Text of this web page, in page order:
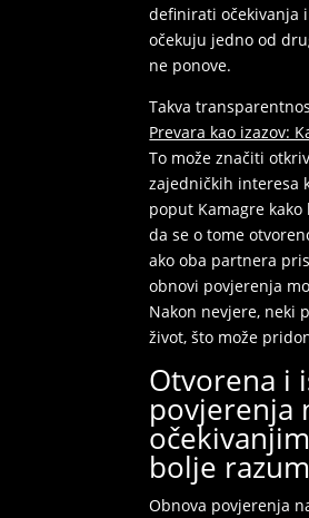
definirati očekivanja
očekuju jedno od
ne ponove.
Takva
Prevara kao izazov:
To može značiti
zajedničkih interesa
poput Kamagre
da se o tome
ako oba partnera
obnovi povjerenja
Nakon nevjere, neki
život, što može
Otvorena i
povjerenja
bolje
Obnova povjerenja